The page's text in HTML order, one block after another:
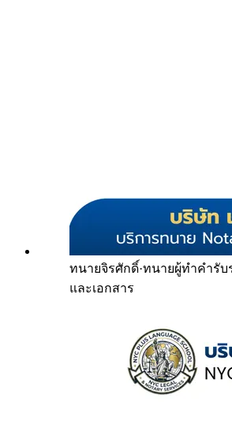
ทนายจิรศักดิ์·ทนายผู้ทำคำรับ
และเอกสาร